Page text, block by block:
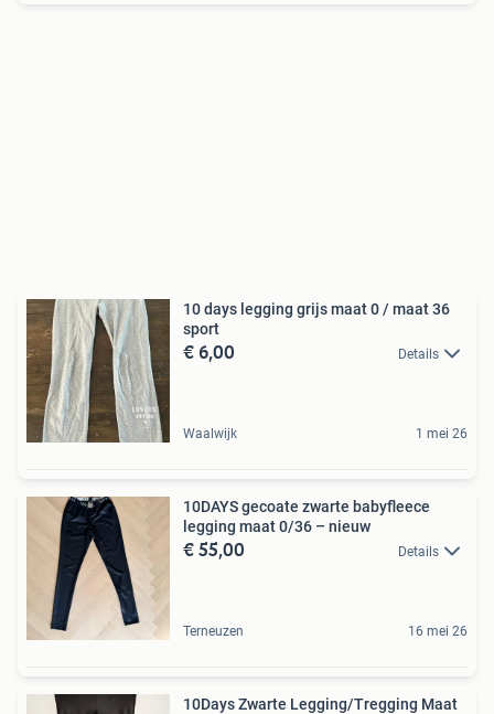
10 days legging grijs maat 0 / maat 36
sport
€ 6,00 Details
Waalwijk 1 mei 26
10DAYS gecoate zwarte babyfleece
legging maat 0/36 – nieuw
€ 55,00 Details
Terneuzen 16 mei 26
10Days Zwarte Legging/Tregging Maat